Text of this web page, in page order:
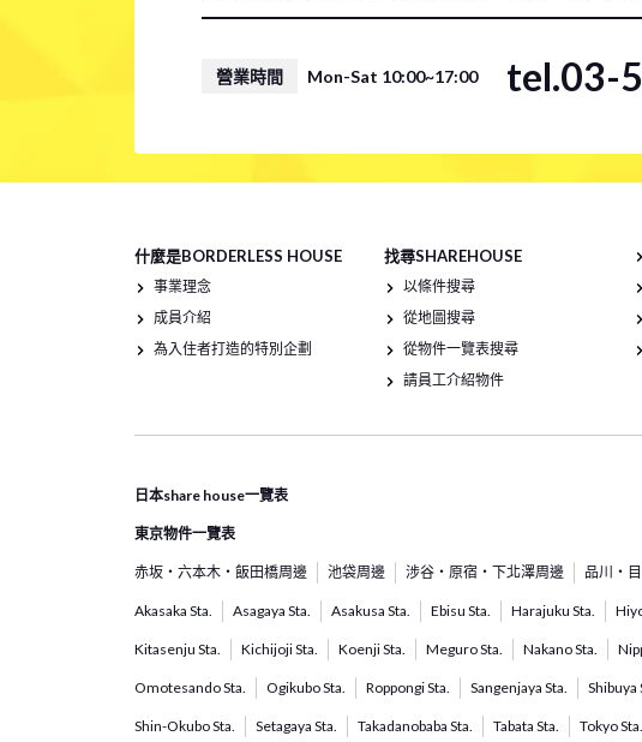
營業時間 Mon-Sat 10:00~17:00 tel.03-
什麼是BORDERLESS HOUSE
事業理念
成員介紹
為入住者打造的特別企劃
找尋SHAREHOUSE
以條件搜尋
從地圖搜尋
從物件一覽表搜尋
請員工介紹物件
日本share house一覽表
東京物件一覽表
赤坂・六本木・飯田橋周邊 池袋周邊 涉谷・原宿・下北澤周邊 品川・
Akasaka Sta. Asagaya Sta. Asakusa Sta. Ebisu Sta. Harajuku Sta.
Kitasenju Sta. Kichijoji Sta. Koenji Sta. Meguro Sta. Nakano Sta.
Omotesando Sta. Ogikubo Sta. Roppongi Sta. Sangenjaya Sta. Shibuya
Shin-Okubo Sta. Setagaya Sta. Takadanobaba Sta. Tabata Sta. Tokyo Sta.